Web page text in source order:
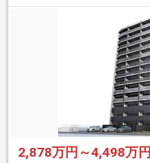
2,878万円～4,498万円